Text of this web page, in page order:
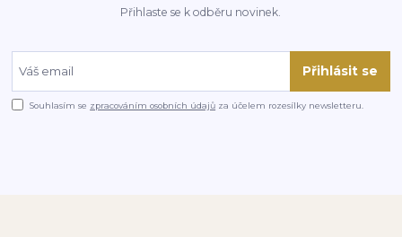
Přihlaste se k odběru novinek.
Přihlásit se
Souhlasím se zpracováním osobních údajů za účelem rozesílky newsletteru.